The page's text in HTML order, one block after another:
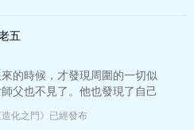
五
的時候，才發現周圍的一切似
父也不見了。他也發現了自己
棄子，被別人退婚的苦逼,還是
上拿著他…
造化之門》已經發布